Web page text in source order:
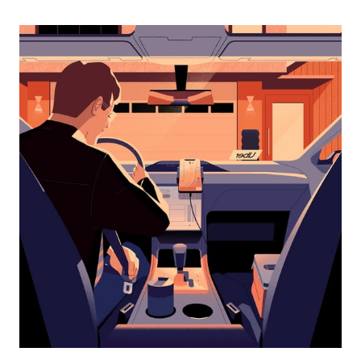
åpne
og
velge
dato.
Trykk
på
Esc-
knappen
kalenderen.